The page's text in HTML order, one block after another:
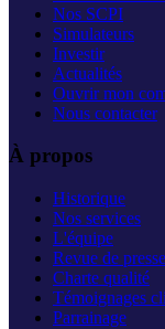
Nos SCPI
Simulateurs
Investir
Actualités
Ouvrir mon
Nous contacter
À propos
Historique
Nos services
L'équipe
Revue de presse
Charte qualité
Témoignages
Parrainage